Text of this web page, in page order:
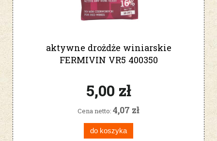
aktywne drożdże winiarskie
FERMIVIN VR5 400350
5,00 zł
Cena netto: 4,07 zł
do koszyka